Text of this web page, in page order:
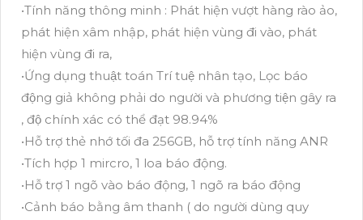
•Tính năng thông minh : Phát hiện vượt hàng rào ảo,
phát hiện xâm nhập, phát hiện vùng đi vào, phát
hiện vùng đi ra,
•Ứng dụng thuật toán Trí tuệ nhân tạo, Lọc báo
động giả không phải do người và phương tiện gây ra
, độ chính xác có thể đạt 98.94%
•Hỗ trợ thẻ nhớ tối đa 256GB, hỗ trợ tính năng ANR
•Tích hợp 1 mircro, 1 loa báo động.
•Hỗ trợ 1 ngõ vào báo động, 1 ngõ ra báo động
•Cảnh báo bằng âm thanh ( do người dùng quy